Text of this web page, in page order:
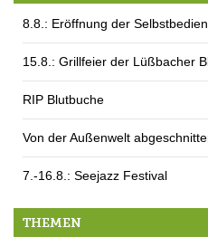
8.8.: Eröffnung der
15.8.: Grillfeier der Lüßbacher
RIP Blutbuche
Von der Außenwelt
7.-16.8.: Seejazz Festival
THEMEN